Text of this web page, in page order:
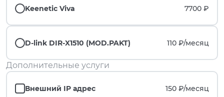
Keenetic Viva 7700 ₽
D-link DIR-X1510 (MOD.PAKT) 110 ₽/месяц
Дополнительные услуги
Внешний IP адрес 150 ₽/месяц